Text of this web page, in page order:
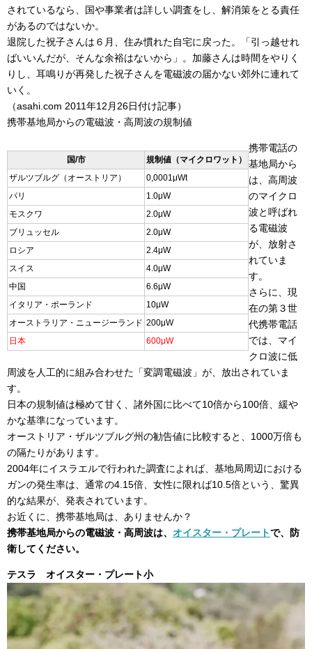
されているなら、国や事業者は詳しい調査をし、解消策をとる責任
があるのではないか。
退院した祝子さんは６月、住み慣れた自宅に戻った。「引っ越せれ
ばいいんだが、そんな余裕はないから」。加藤さんは時間をやりく
りし、耳鳴りが再発した祝子さんを電磁波の届かない郊外に連れて
いく。
（asahi.com 2011年12月26日付け記事）
携帯基地局からの電磁波・高周波の規制値
国/市
規制値（マイクロワット）
ザルツブルグ（オーストリア）
0,0001μWt
パリ
1.0μW
モスクワ
2.0μW
ブリュッセル
2.0μW
ロシア
2.4μW
スイス
4.0μW
中国
6.6μW
イタリア・ポーランド
10μW
オーストラリア・ニュージーランド 200μW
日本
600μW
携帯電話の
基地局から
は、高周波
のマイクロ
波と呼ばれ
る電磁波
が、放射さ
れていま
す。
さらに、現
在の第３世
代携帯電話
では、マイ
クロ波に低
周波を人工的に組み合わせた「変調電磁波」が、放出されていま
す。
日本の規制値は極めて甘く、諸外国に比べて10倍から100倍、緩や
かな基準になっています。
オーストリア・ザルツブルグ州の勧告値に比較すると、1000万倍も
の隔たりがあります。
2004年にイスラエルで行われた調査によれば、基地局周辺における
ガンの発生率は、通常の4.15倍、女性に限れば10.5倍という、驚異
的な結果が、発表されています。
お近くに、携帯基地局は、ありませんか？
携帯基地局からの電磁波・高周波は、 オイスター・プレートで、防
衛してください。
テスラ オイスター・プレート小